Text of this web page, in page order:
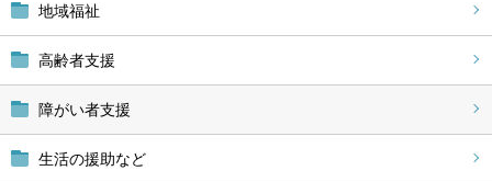
地域福祉
高齢者支援
障がい者支援
生活の援助など